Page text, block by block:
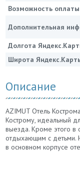
Возможность
Дополнительная
Долгота
Широта
Описание
AZIMUT Отель
Кострому, идеальный
выезда. Кроме этого в
отдыхающим с детьми.
в основном корпусе